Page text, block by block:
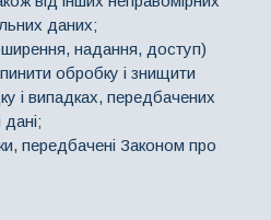
даних;
надання, доступ)
обробку і знищити
і випадках, передбачених
передбачені Законом про